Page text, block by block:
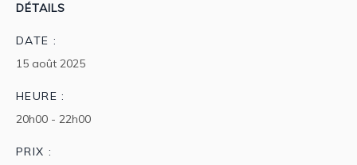
DÉTAILS
DATE :
15 août 2025
HEURE :
20h00 - 22h00
PRIX :